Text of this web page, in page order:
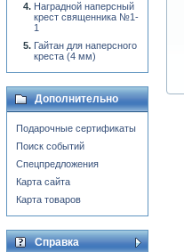
Наградной наперсный
крест священника №1-
1
Гайтан для наперсного
креста (4 мм)
Дополнительно
Подарочные сертификаты
Поиск событий
Спецпредложения
Карта сайта
Карта товаров
Справка